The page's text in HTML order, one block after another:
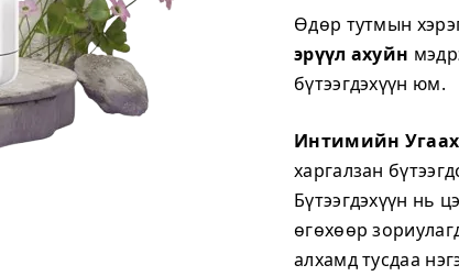
Өдөр тутмын
эрүүл ахуйн
бүтээгдэхүүн юм.
Интимийн Угаах
харгалзан
Бүтээгдэхүүн нь
өгөхөөр
алхамд тусдаа